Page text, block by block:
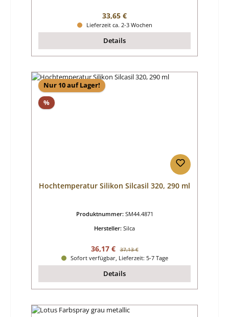
Regulärer Preis:
33,65 €
Lieferzeit ca. 2-3 Wochen
Details
Nur 10 auf Lager!
%Rabatt
Hochtemperatur Silikon Silcasil 320, 290 ml
Produktnummer: SM44.4871
Hersteller: Silca
Verkaufspreis:
36,17 € Regulärer Preis:
37,13 €
Sofort verfügbar, Lieferzeit: 5-7 Tage
Details